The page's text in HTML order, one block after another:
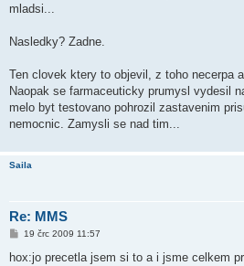
mladsi...
Nasledky? Zadne.
Ten clovek ktery to objevil, z toho necerpa
Naopak se farmaceuticky prumysl vydesil
melo byt testovano pohrozil zastavenim
nemocnic. Zamysli se nad tim...
Saila
Re: MMS
P
í
19 črc 2009 11:57
hox:jo precetla jsem si to a i jsme celkem